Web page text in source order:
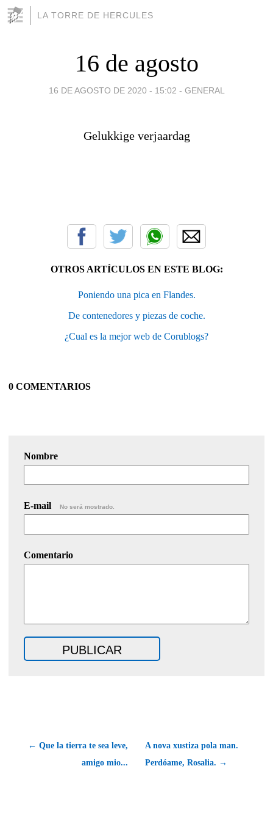
LA TORRE DE HERCULES
16 de agosto
16 DE AGOSTO DE 2020 - 15:02 - GENERAL
Gelukkige verjaardag
OTROS ARTÍCULOS EN ESTE BLOG:
Poniendo una pica en Flandes.
De contenedores y piezas de coche.
¿Cual es la mejor web de Corublogs?
0 COMENTARIOS
Nombre
E-mail No será mostrado.
Comentario
← Que la tierra te sea leve,
amigo mio...
A nova xustiza pola man.
Perdóame, Rosalia. →